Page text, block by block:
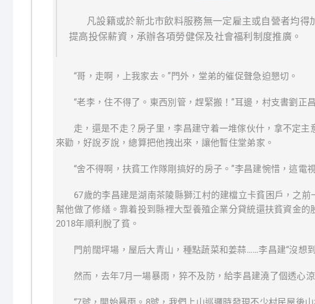
凡設籍或於新北市飲料服務無一定雇主或自營者均
提高投保薪資，承辦各項勞健保及社會福利制度推廣。
“哥，走啊，上我家去。”門外，堂弟的催促聲急迫懇切。
“老李，住不得了。東西別管，趕緊搬！”耳邊，村支書劉正
走，還是不走？房子里，李昌建守着一堆傢伙什，拿不定
來勸，好說歹說，總算把他拽出來，讓他暫住堂弟家。
“舍不得啊，扶貧工作隊剛搞好的房子。”李昌建惋惜，這電
67歲的李昌建是湖南茶陵縣獅江村的建檔立卡貧困戶，之
幫他做了修繕。靠着投到縣裡大型養殖企業分貸統還扶貧資金
2018年順利脫了貧。
門前闊坪場，屋后大青山，種點蔬菜和姜蒜……李昌建“沒想
然而，去年7月一場暴雨，猝不及防，給李昌建澆了個透心涼